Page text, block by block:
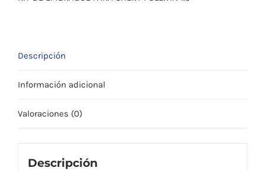
Descripción
Información adicional
Valoraciones (0)
Descripción